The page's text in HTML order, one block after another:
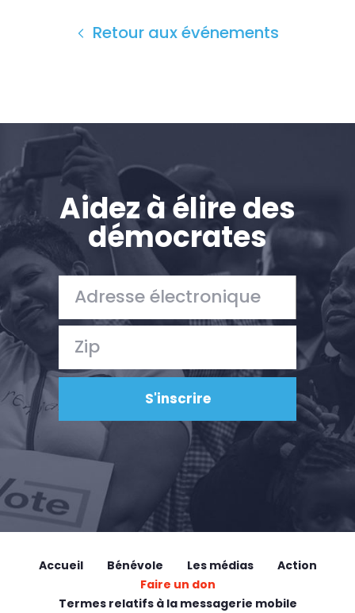
Retour aux événements
Aidez à élire des
démocrates
Accueil Bénévole Les médias
Action
Faire un don
Termes relatifs à la messagerie mobile